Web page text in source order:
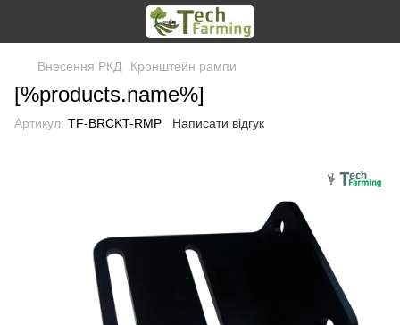
Внесення РКД Кронштейн рампи
[%products.name%]
Артикул: TF-BRCKT-RMP Написати відгук